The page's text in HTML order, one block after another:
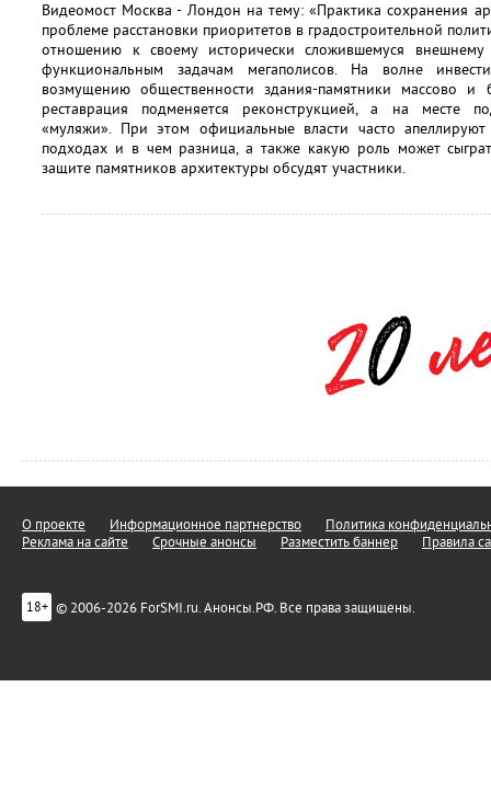
Видеомост Москва - Лондон на тему: «Практика сохранения
проблеме расстановки приоритетов в градостроительной
отношению к своему исторически сложившемуся
функциональным задачам мегаполисов. На волне
возмущению общественности здания-памятники массово и
реставрация подменяется реконструкцией, а на месте
«муляжи». При этом официальные власти часто
подходах и в чем разница, а также какую роль может
защите памятников архитектуры обсудят участники.
О проекте Информационное партнерство
Политика
Реклама на сайте
Срочные анонсы Разместить баннер Правила
18+ © 2006-2026 ForSMI.ru. Анонсы.РФ. Все права защищены.